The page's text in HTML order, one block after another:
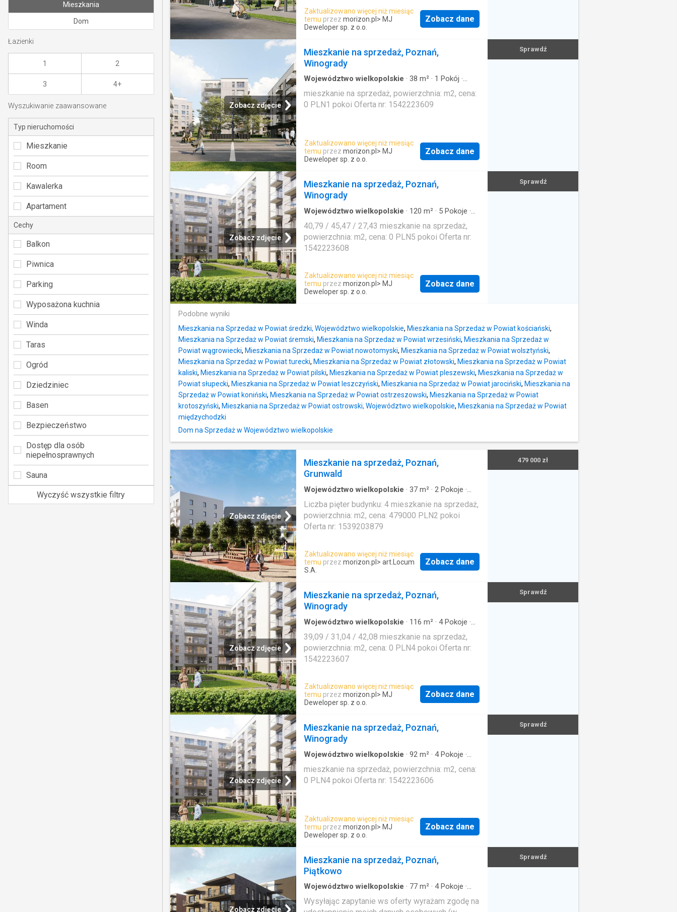
Zaktualizowano więcej niż miesiąc
temu przez morizon.pl> MJ
Deweloper sp. z o.o.
Zobacz dane
Zobacz zdjęcie
Mieszkanie na sprzedaż, Poznań,
Winogrady
Województwo wielkopolskie · 38 m² · 1 Pokój ·
mieszkanie na sprzedaż, powierzchnia: m2, cena:
0 PLN1 pokoi Oferta nr: 1542223609
Zaktualizowano więcej niż miesiąc
temu przez morizon.pl > MJ
Deweloper sp. z o.o.
Zobacz dane
Sprawdź
Zobacz zdjęcie
Mieszkanie na sprzedaż, Poznań,
Winogrady
Województwo wielkopolskie · 120 m² · 5 Pokoje ·
40,79 / 45,47 / 27,43 mieszkanie na sprzedaż,
powierzchnia: m2, cena: 0 PLN5 pokoi Oferta nr:
1542223608
Zaktualizowano więcej niż miesiąc
temu przez morizon.pl > MJ
Deweloper sp. z o.o.
Zobacz dane
Sprawdź
Podobne wyniki
Mieszkania na Sprzedaż w Powiat średzki, Województwo wielkopolskie, Mieszkania na Sprzedaż w Powiat kościański,
Mieszkania na Sprzedaż w Powiat śremski, Mieszkania na Sprzedaż w Powiat wrzesiński, Mieszkania na Sprzedaż w
Powiat wągrowiecki, Mieszkania na Sprzedaż w Powiat nowotomyski, Mieszkania na Sprzedaż w Powiat wolsztyński,
Mieszkania na Sprzedaż w Powiat turecki, Mieszkania na Sprzedaż w Powiat złotowski, Mieszkania na Sprzedaż w Powiat
kaliski, Mieszkania na Sprzedaż w Powiat pilski, Mieszkania na Sprzedaż w Powiat pleszewski, Mieszkania na Sprzedaż w
Powiat słupecki, Mieszkania na Sprzedaż w Powiat leszczyński, Mieszkania na Sprzedaż w Powiat jarociński, Mieszkania na
Sprzedaż w Powiat koniński, Mieszkania na Sprzedaż w Powiat ostrzeszowski, Mieszkania na Sprzedaż w Powiat
krotoszyński, Mieszkania na Sprzedaż w Powiat ostrowski, Województwo wielkopolskie, Mieszkania na Sprzedaż w Powiat
międzychodzki
Dom na Sprzedaż w Województwo wielkopolskie
Zobacz zdjęcie
Mieszkanie na sprzedaż, Poznań,
Grunwald
Województwo wielkopolskie · 37 m² · 2 Pokoje ·
Liczba pięter budynku: 4 mieszkanie na sprzedaż,
powierzchnia: m2, cena: 479000 PLN2 pokoi
Oferta nr: 1539203879
Zaktualizowano więcej niż miesiąc
temu przez morizon.pl > art.Locum
S.A.
Zobacz dane
479 000 zł
Zobacz zdjęcie
Mieszkanie na sprzedaż, Poznań,
Winogrady
Województwo wielkopolskie · 116 m² · 4Pokoje ·
39,09 / 31,04 / 42,08 mieszkanie na sprzedaż,
powierzchnia: m2, cena: 0 PLN4 pokoi Oferta nr:
1542223607
Zaktualizowano więcej niż miesiąc
temu przez morizon.pl > MJ
Deweloper sp. z o.o.
Zobacz dane
Sprawdź
Zobacz zdjęcie
Mieszkanie na sprzedaż, Poznań,
Winogrady
Województwo wielkopolskie · 92 m² · 4Pokoje ·
mieszkanie na sprzedaż, powierzchnia: m2, cena:
0 PLN4 pokoi Oferta nr: 1542223606
Zaktualizowano więcej niż miesiąc
temu przez morizon.pl> MJ
Deweloper sp. z o.o.
Zobacz dane
Sprawdź
Zobacz zdjęcie
Mieszkanie na sprzedaż, Poznań,
Piątkowo
Województwo wielkopolskie · 77 m² · 4Pokoje ·
Wysyłając zapytanie ws oferty wyrażam zgodę na
Sprawdź
Mieszkania
Dom
Łazienki
1 2
3 4+
Wyszukiwanie zaawansowane
Typ nieruchomości
Mieszkanie
Room
Kawalerka
Apartament
Cechy
Balkon
Piwnica
Parking
Wyposażona kuchnia
Winda
Taras
Ogród
Dziedziniec
Basen
Bezpieczeństwo
Dostęp dla osób
niepełnosprawnych
Sauna
Wyczyść wszystkie filtry